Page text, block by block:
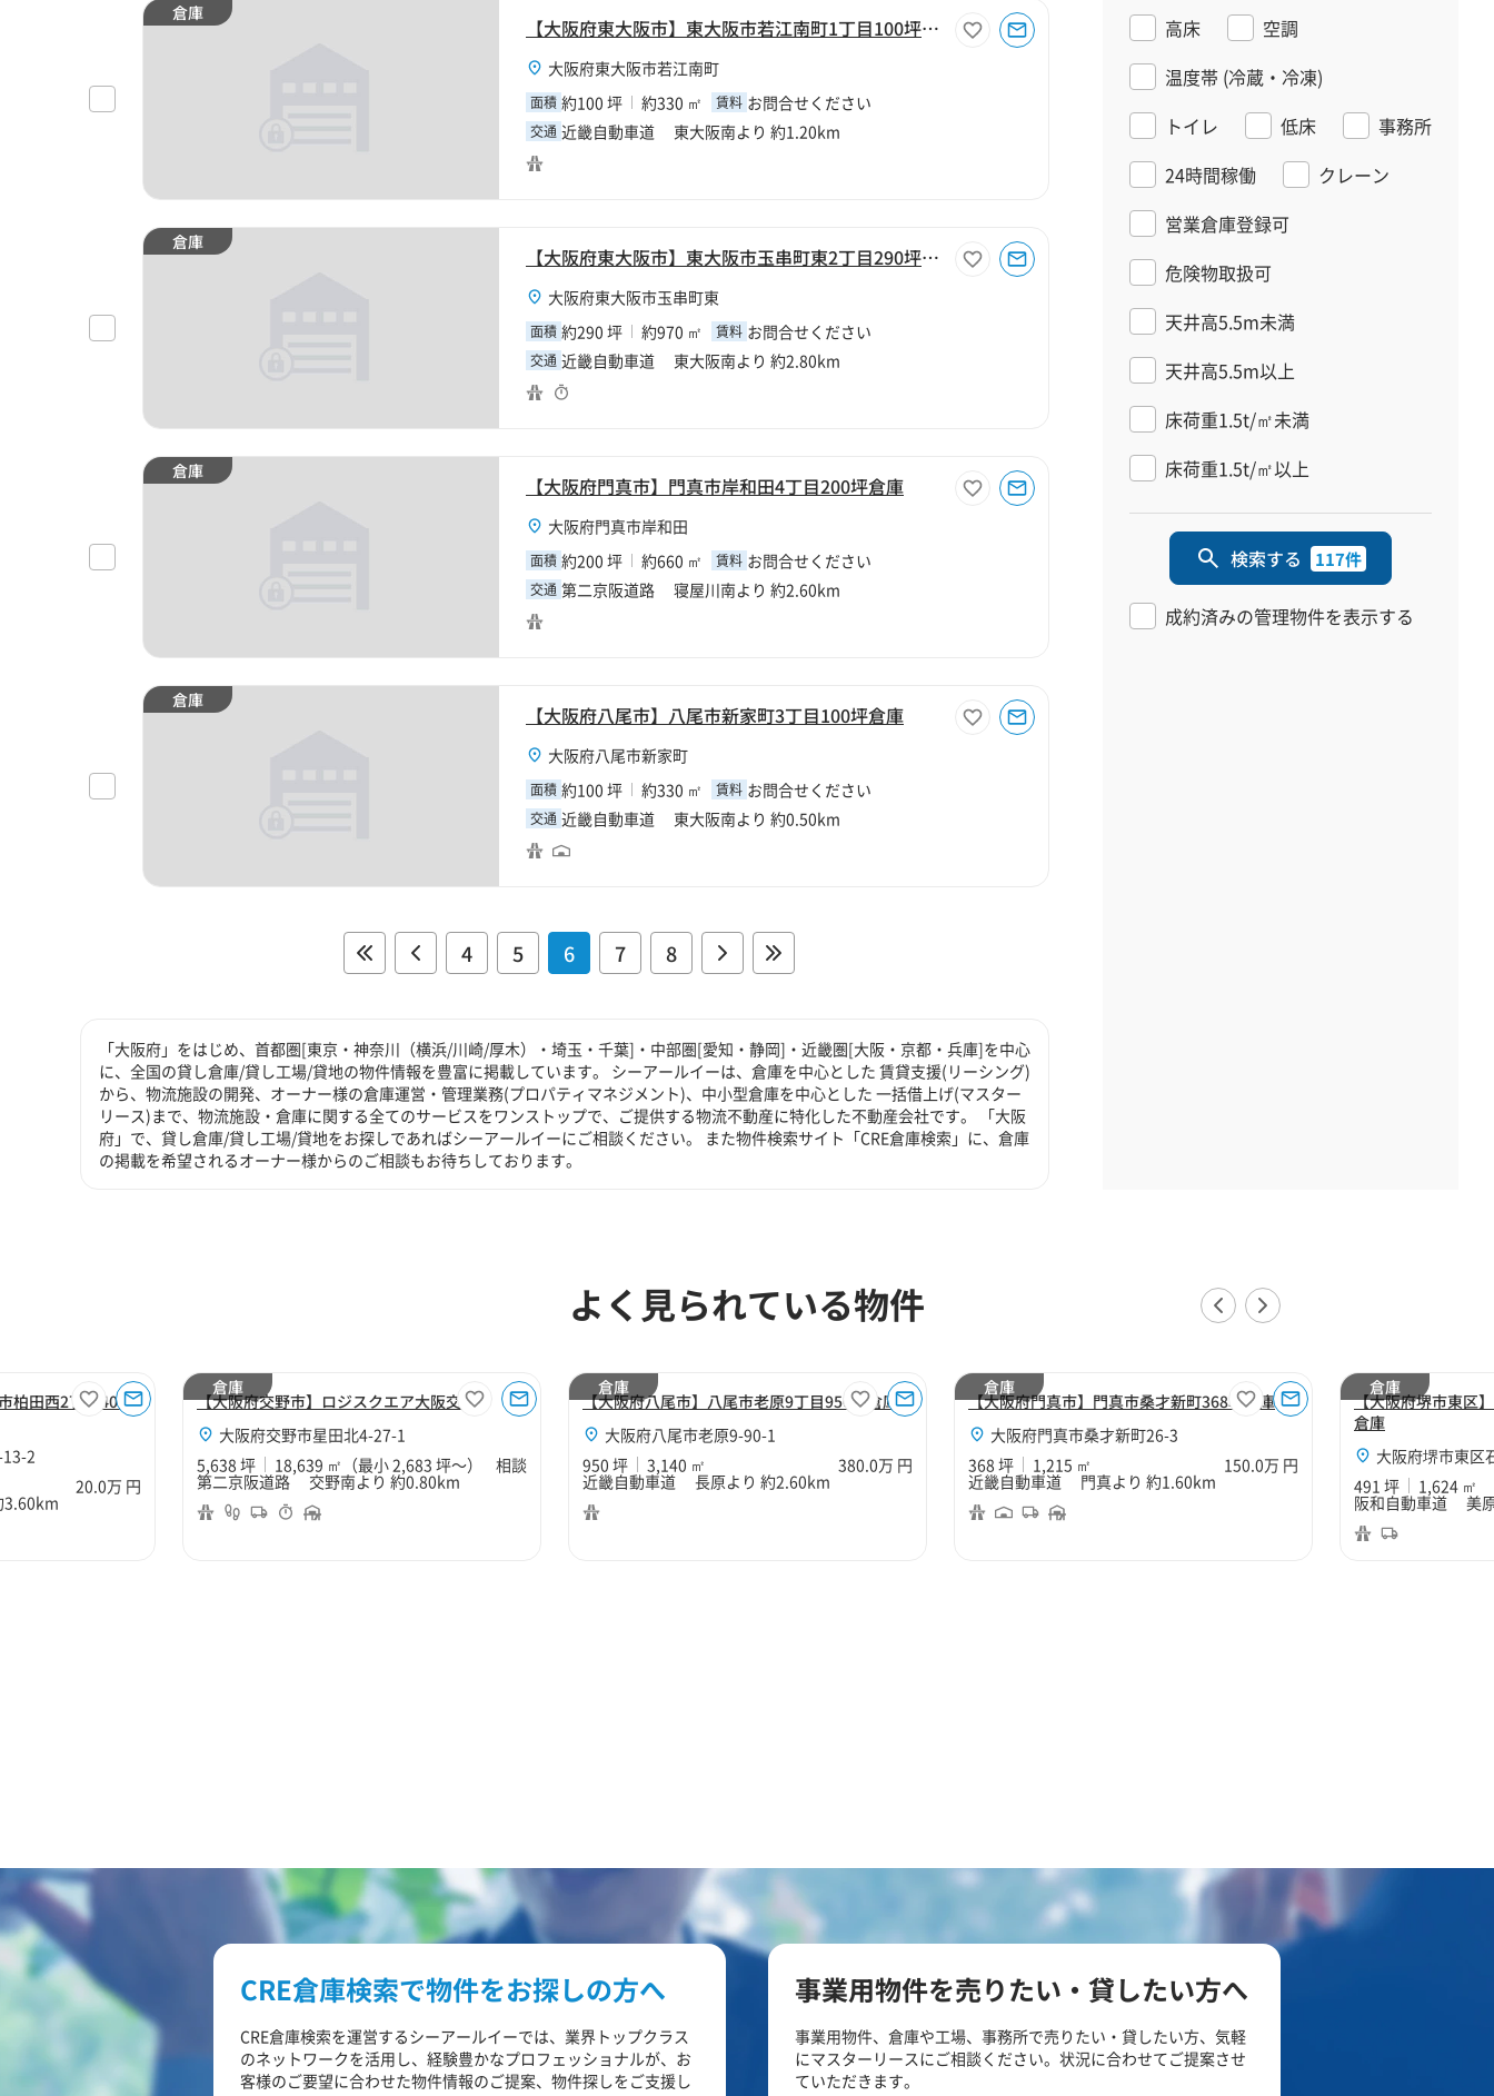
倉庫
【大阪府東大阪市】東大阪市若江南町1丁目100坪倉庫
大阪府東大阪市若江南町
面積 約100 坪 約330 ㎡ 賃料 お問合せください
交通 近畿自動車道 東大阪南より 約1.20km
倉庫
【大阪府東大阪市】東大阪市玉串町東2丁目290坪倉庫
大阪府東大阪市玉串町東
面積 約290 坪 約970 ㎡ 賃料 お問合せください
交通 近畿自動車道 東大阪南より 約2.80km
倉庫
【大阪府門真市】門真市岸和田4丁目200坪倉庫
大阪府門真市岸和田
面積 約200 坪 約660 ㎡ 賃料 お問合せください
交通 第二京阪道路 寝屋川南より 約2.60km
倉庫
【大阪府八尾市】八尾市新家町3丁目100坪倉庫
大阪府八尾市新家町
面積 約100 坪 約330 ㎡ 賃料 お問合せください
交通 近畿自動車道 東大阪南より 約0.50km
4 5 6 7 8
「大阪府」をはじめ、首都圏[東京・神奈川（横浜/川崎/厚木）・埼玉・千葉]・中部圏[愛知・静岡]・近畿圏[大阪・京都・兵庫]を中心
に、全国の貸し倉庫/貸し工場/貸地の物件情報を豊富に掲載しています。 シーアールイーは、倉庫を中心とした 賃貸支援(リーシング)
から、物流施設の開発、オーナー様の倉庫運営・管理業務(プロパティマネジメント)、中小型倉庫を中心とした 一括借上げ(マスター
リース)まで、物流施設・倉庫に関する全てのサービスをワンストップで、ご提供する物流不動産に特化した不動産会社です。 「大阪
府」で、貸し倉庫/貸し工場/貸地をお探しであればシーアールイーにご相談ください。 また物件検索サイト「CRE倉庫検索」に、倉庫
の掲載を希望されるオーナー様からのご相談もお待ちしております。
高床
空調
温度帯 (冷蔵・冷凍)
トイレ
低床
事務所
24時間稼働
クレーン
営業倉庫登録可
危険物取扱可
天井高5.5m未満
天井高5.5m以上
床荷重1.5t/㎡未満
床荷重1.5t/㎡以上
検索する 117件
成約済みの管理物件を表示する
よく見られている物件
柏田西2丁目40坪
2
20.0万 円
【大阪府交野市】ロジスクエア大阪交野
大阪府交野市星田北4-27-1
5,638 坪
18,639 ㎡ （最小 2,683 坪～） 相談
第二京阪道路 交野南より 約0.80km
倉庫
【大阪府八尾市】八尾市老原9丁目950坪倉庫
大阪府八尾市老原9-90-1
950 坪
3,140 ㎡ 380.0万 円
近畿自動車道 長原より 約2.60km
倉庫
【大阪府門真市】門真市桑才新町368坪倉庫
大阪府門真市桑才新町26-3
368 坪
1,215 ㎡ 150.0万 円
近畿自動車道 門真より 約1.60km
倉庫
【大阪府堺市東区
倉庫
大阪府堺市東区
491 坪
1,624 ㎡
阪和自動車道 美
倉庫
CRE倉庫検索で物件をお探しの方へ
CRE倉庫検索を運営するシーアールイーでは、業界トップクラス
のネットワークを活用し、経験豊かなプロフェッショナルが、お
客様のご要望に合わせた物件情報のご提案、物件探しをご支援し
事業用物件を売りたい・貸したい方へ
事業用物件、倉庫や工場、事務所で売りたい・貸したい方、気軽
にマスターリースにご相談ください。状況に合わせてご提案させ
ていただきます。